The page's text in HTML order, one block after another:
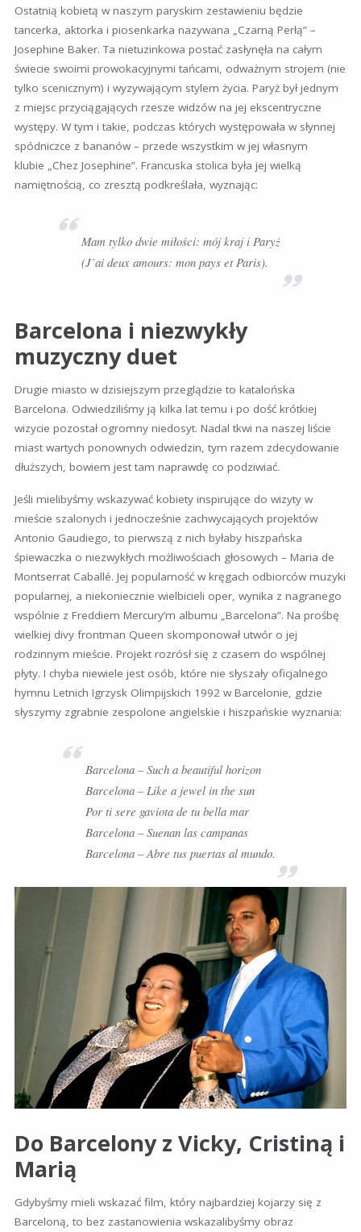
Ostatnią kobietą w naszym paryskim zestawieniu będzie
tancerka, aktorka i piosenkarka nazywana „Czarną Perłą” –
Josephine Baker. Ta nietuzinkowa postać zasłynęła na całym
świecie swoimi prowokacyjnymi tańcami, odważnym strojem (nie
tylko scenicznym) i wyzywającym stylem życia. Paryż był jednym
z miejsc przyciągających rzesze widzów na jej ekscentryczne
występy. W tym i takie, podczas których występowała w słynnej
spódniczce z bananów – przede wszystkim w jej własnym
klubie „Chez Josephine”. Francuska stolica była jej wielką
namiętnością, co zresztą podkreślała, wyznając:
Mam tylko dwie miłości: mój kraj i Paryż
(J’ai deux amours: mon pays et Paris).
Barcelona i niezwykły
muzyczny duet
Drugie miasto w dzisiejszym przeglądzie to katalońska
Barcelona. Odwiedziliśmy ją kilka lat temu i po dość krótkiej
wizycie pozostał ogromny niedosyt. Nadal tkwi na naszej liście
miast wartych ponownych odwiedzin, tym razem zdecydowanie
dłuższych, bowiem jest tam naprawdę co podziwiać.
Jeśli mielibyśmy wskazywać kobiety inspirujące do wizyty w
mieście szalonych i jednocześnie zachwycających projektów
Antonio Gaudiego, to pierwszą z nich byłaby hiszpańska
śpiewaczka o niezwykłych możliwościach głosowych – Maria de
Montserrat Caballé. Jej popularność w kręgach odbiorców muzyki
popularnej, a niekoniecznie wielbicieli oper, wynika z nagranego
wspólnie z Freddiem Mercury’m albumu „Barcelona”. Na prośbę
wielkiej divy frontman Queen skomponował utwór o jej
rodzinnym mieście. Projekt rozrósł się z czasem do wspólnej
płyty. I chyba niewiele jest osób, które nie słyszały oficjalnego
hymnu Letnich Igrzysk Olimpijskich 1992 w Barcelonie, gdzie
słyszymy zgrabnie zespolone angielskie i hiszpańskie wyznania:
Barcelona – Such a beautiful horizon
Barcelona – Like a jewel in the sun
Por ti sere gaviota de tu bella mar
Barcelona – Suenan las campanas
Barcelona – Abre tus puertas al mundo.
Do Barcelony z Vicky, Cristiną i
Marią
Gdybyśmy mieli wskazać film, który najbardziej kojarzy się z
Barceloną, to bez zastanowienia wskazalibyśmy obraz